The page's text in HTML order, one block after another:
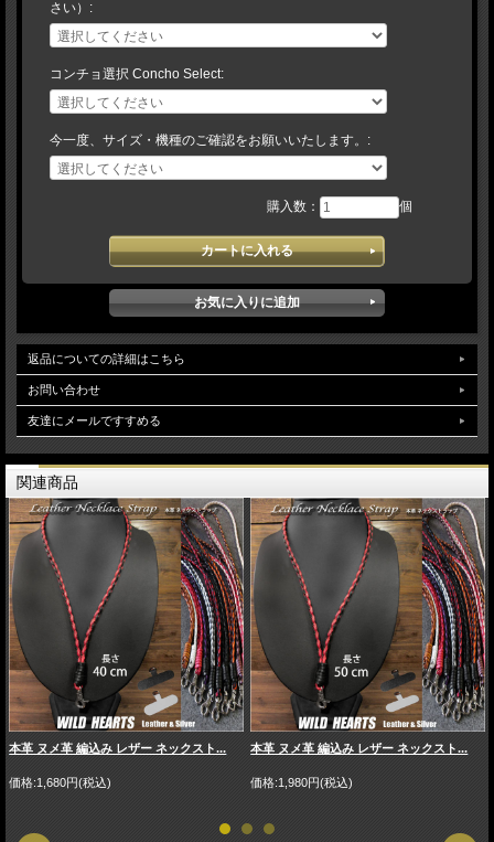
さい）:
コンチョ選択 Concho Select:
今一度、サイズ・機種のご確認をお願いいたします。:
購入数： 個
返品についての詳細はこちら
お問い合わせ
友達にメールですすめる
関連商品
本革 ヌメ革 編込み レザー ネックスト...
価格:1,680円(税込)
本革 ヌメ革 編込み レザー ネックスト...
価格:1,980円(税込)